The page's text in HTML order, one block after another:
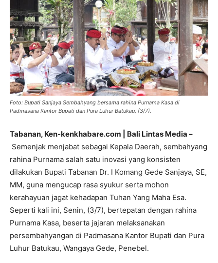
Foto: Bupati Sanjaya Sembahyang bersama rahina Purnama Kasa di
Padmasana Kantor Bupati dan Pura Luhur Batukau, (3/7).
Tabanan, Ken-kenkhabare.com | Bali Lintas Media –
Semenjak menjabat sebagai Kepala Daerah, sembahyang
rahina Purnama salah satu inovasi yang konsisten
dilakukan Bupati Tabanan Dr. I Komang Gede Sanjaya, SE,
MM, guna mengucap rasa syukur serta mohon
kerahayuan jagat kehadapan Tuhan Yang Maha Esa.
Seperti kali ini, Senin, (3/7), bertepatan dengan rahina
Purnama Kasa, beserta jajaran melaksanakan
persembahyangan di Padmasana Kantor Bupati dan Pura
Luhur Batukau, Wangaya Gede, Penebel.